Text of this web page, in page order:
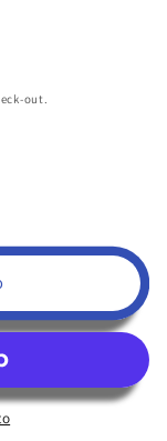
out.